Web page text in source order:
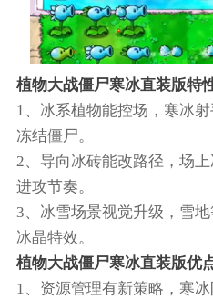
植物大战僵尸寒冰直装版特
1、冰系植物能控场，寒冰
冻结僵尸。
2、导向冰砖能改路径，场
进攻节奏。
3、冰雪场景视觉升级，雪
冰晶特效。
植物大战僵尸寒冰直装版优
1、资源管理有新策略，寒